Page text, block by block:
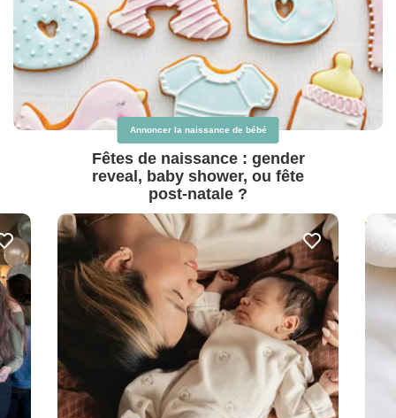
Annoncer la naissance de bébé
Fêtes de naissance : gender
reveal, baby shower, ou fête
post-natale ?